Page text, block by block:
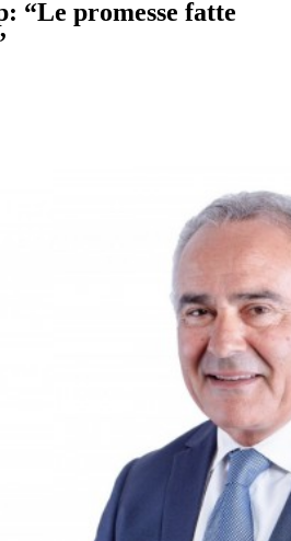
“Le promesse fatte